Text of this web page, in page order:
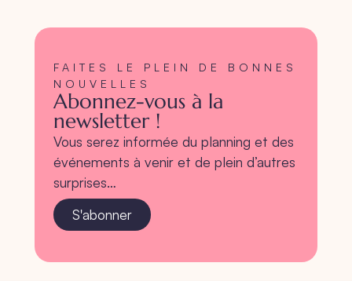
FAITES LE PLEIN DE BONNES
NOUVELLES
Abonnez-vous à la
newsletter !
Vous serez informée du planning et des
événements à venir et de plein d’autres
surprises…
S'abonner